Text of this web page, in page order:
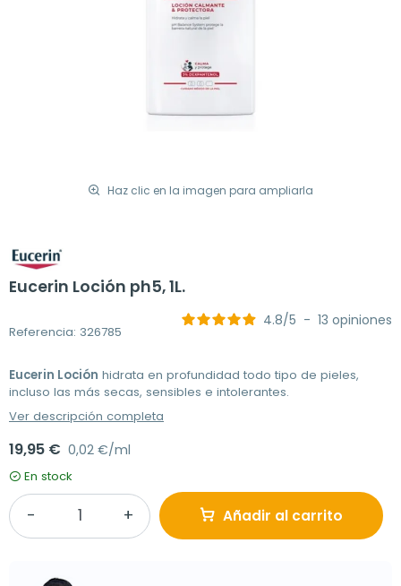
Haz clic en la imagen para ampliarla
Eucerin Loción ph5, 1L.
Referencia: 326785
4.8/5 - 13 opiniones
Eucerin Loción hidrata en profundidad todo tipo de pieles,
incluso las más secas, sensibles e intolerantes.
Ver descripción completa
19,95 € 0,02 €/ml
En stock
Añadir al carrito